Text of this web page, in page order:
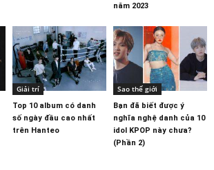
năm 2023
Giải trí
Top 10 album có danh
số ngày đầu cao nhất
trên Hanteo
Sao thế giới
Bạn đã biết được ý
nghĩa nghệ danh của 10
idol KPOP này chưa?
(Phần 2)